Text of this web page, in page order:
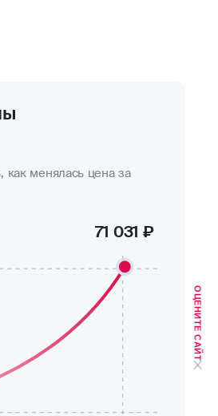
как менялась цена за
71 031 ₽
ОЦЕНИТЕ САЙТ